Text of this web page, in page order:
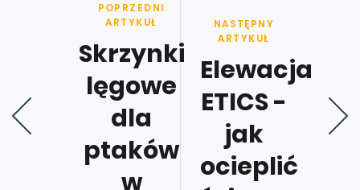
POPRZEDNI
ARTYKUŁ
Skrzynki
lęgowe
dla
ptaków
w
NASTĘPNY
ARTYKUŁ
Elewacja
ETICS -
jak
ocieplić